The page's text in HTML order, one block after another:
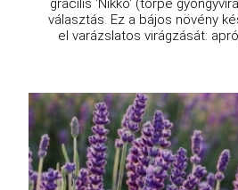
gracilis 'Nikko' (törpe
választás. Ez a bájos növény
el varázslatos virágzását: